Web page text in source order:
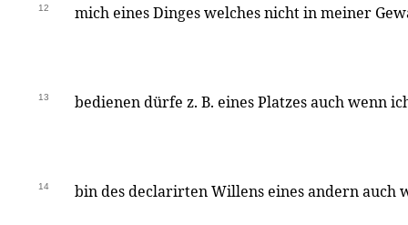
12 mich eines Dinges welches nicht in meiner
13 bedienen dürfe z. B. eines Platzes auch wenn
14 bin des declarirten Willens eines andern auch